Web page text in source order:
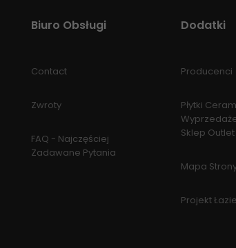
Biuro Obsługi
Contact
Zwroty
FAQ - Najczęściej
Zadawane Pytania
Dodatki
Producenci
Płytki
Sklep Outlet
Mapa
Projekt